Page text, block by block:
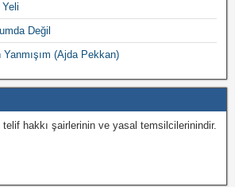
Değil
(Ajda Pekkan)
hakkı şairlerinin ve yasal temsilcilerinindir.